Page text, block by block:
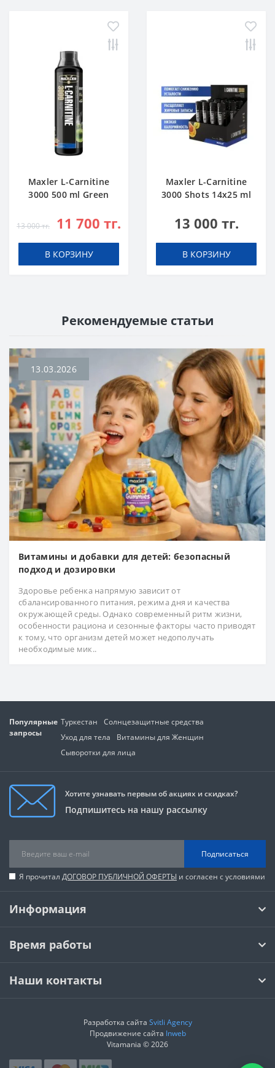
Maxler L-Carnitine
3000 500 ml Green
13 000 тг. 11 700 тг.
В КОРЗИНУ
Maxler L-Carnitine
3000 Shots 14x25 ml
13 000 тг.
В КОРЗИНУ
Рекомендуемые статьи
13.03.2026
Витамины и добавки для детей: безопасный
подход и дозировки
Здоровье ребенка напрямую зависит от
сбалансированного питания, режима дня и качества
окружающей среды. Однако современный ритм жизни,
особенности рациона и сезонные факторы часто приводят
к тому, что организм детей может недополучать
необходимые мик..
Популярные
запросы
Туркестан
Солнцезащитные средства
Уход для тела
Витамины для Женщин
Сыворотки для лица
Хотите узнавать первым об акциях и скидках?
Подпишитесь на нашу рассылку
Подписаться
Я прочитал ДОГОВОР ПУБЛИЧНОЙ ОФЕРТЫ и согласен с условиями
Информация
Время работы
Наши контакты
Разработка сайта Svitli Agency
Продвижение сайта Inweb
Vitamania © 2026